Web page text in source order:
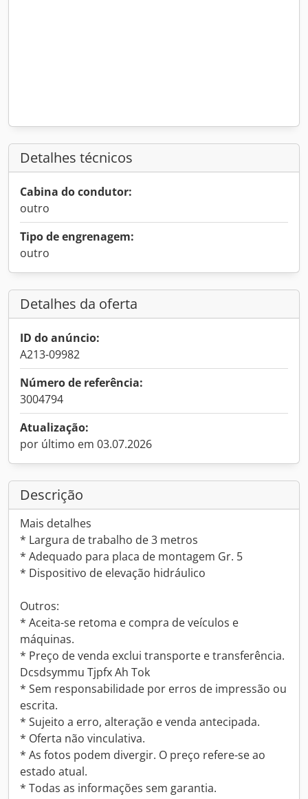
Detalhes técnicos
Cabina do condutor:
outro
Tipo de engrenagem:
outro
Detalhes da oferta
ID do anúncio:
A213-09982
Número de referência:
3004794
Atualização:
por último em 03.07.2026
Descrição
Mais detalhes
* Largura de trabalho de 3 metros
* Adequado para placa de montagem Gr. 5
* Dispositivo de elevação hidráulico
Outros:
* Aceita-se retoma e compra de veículos e
máquinas.
* Preço de venda exclui transporte e transferência.
Dcsdsymmu Tjpfx Ah Tok
* Sem responsabilidade por erros de impressão ou
escrita.
* Sujeito a erro, alteração e venda antecipada.
* Oferta não vinculativa.
* As fotos podem divergir. O preço refere-se ao
estado atual.
* Todas as informações sem garantia.